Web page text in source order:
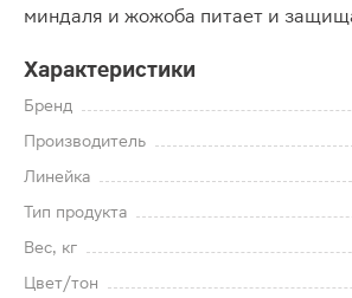
миндаля и жожоба питает и
Характеристики
Бренд
Производитель
Линейка
Тип продукта
Вес, кг
Цвет/тон